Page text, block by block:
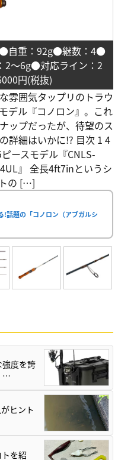
自重：92g●継数：4●
2～6g●対応ライン：2
円(税抜)
雰囲気タップリのトラウ
デル『コノロン』。これ
ップだったが、待望のス
詳細はいかに!? 目次 1 4
ースモデル『CNLS-
』 全長4ft7inというシ
の […]
!話題の「コノロン（アブガルシ
強度を誇
…
ヒント
を紹